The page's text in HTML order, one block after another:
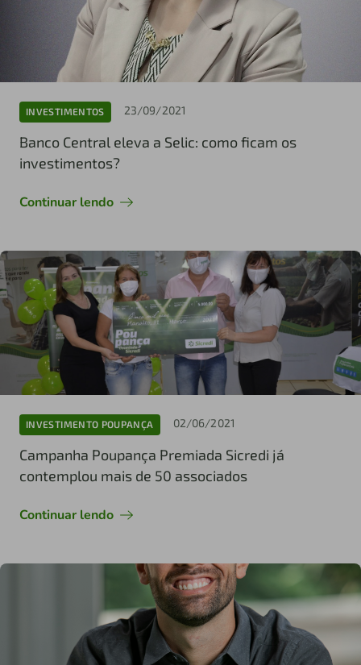
INVESTIMENTOS 23/09/2021
Banco Central eleva a Selic: como ficam os
investimentos?
Continuar lendo
INVESTIMENTO POUPANÇA 02/06/2021
Campanha Poupança Premiada Sicredi já
contemplou mais de 50 associados
Continuar lendo